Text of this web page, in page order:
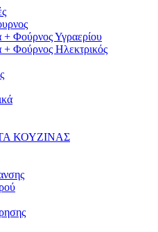
+ Φούρνος Υγραερίου
+ Φούρνος Ηλεκτρικός
ΚΟΥΖΙΝΑΣ